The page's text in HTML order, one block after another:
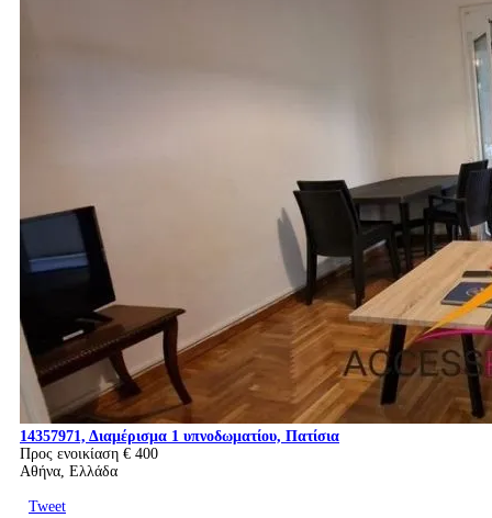
14357971, Διαμέρισμα 1 υπνοδωματίου, Πατίσια
Προς ενοικίαση € 400
Αθήνα, Ελλάδα
Tweet